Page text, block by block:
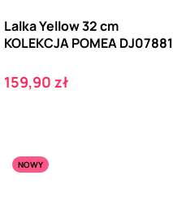
Lalka Yellow 32 cm
KOLEKCJA POMEA DJ07881
Cena
159,90 zł
NOWY